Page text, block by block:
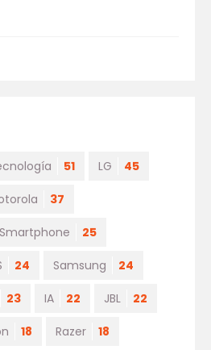
51 LG 45
37
Smartphone 25
24 Samsung 24
23 IA 22 JBL 22
18 Razer 18